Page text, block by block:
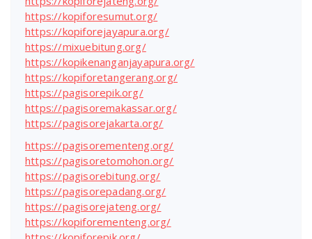
https://kopiforesumut.org/
https://kopiforejayapura.org/
https://mixuebitung.org/
https://kopikenanganjayapura.org/
https://kopiforetangerang.org/
https://pagisorepik.org/
https://pagisoremakassar.org/
https://pagisorejakarta.org/
https://pagisorementeng.org/
https://pagisoretomohon.org/
https://pagisorebitung.org/
https://pagisorepadang.org/
https://pagisorejateng.org/
https://kopiforementeng.org/